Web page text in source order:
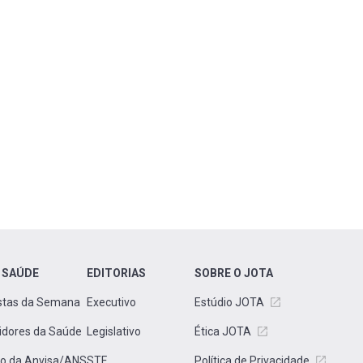
da Semana
da Saúde
EDITORIAS
Executivo
Legislativo
SOBRE O JOTA
Estúdio JOTA
Ética JOTA